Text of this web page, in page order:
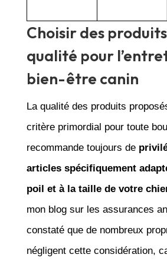
Choisir des
qualité pour
bien-être canin
La qualité des produits
critère primordial pour toute
recommande toujours de
articles spécifiquement
poil et à la taille de votre
mon blog sur les assurances
constaté que de nombreux
négligent cette considération,